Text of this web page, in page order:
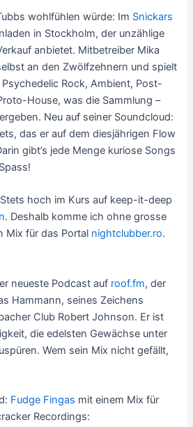
wohlfühlen würde: Im Snickars
in Stockholm, der unzählige
anbietet. Mitbetreiber Mika
an den Zwölfzehnern und spielt
Rock, Ambient, Post-
House, was die Sammlung –
Neu auf seiner Soundcloud:
das er auf dem diesjährigen Flow
gibt’s jede Menge kuriose Songs
hoch im Kurs auf keep-it-deep
. Deshalb komme ich ohne grosse
Mix für das Portal nightclubber.ro.
neueste Podcast auf roof.fm, der
Hammann, seines Zeichens
Club Robert Johnson. Er ist
die edelsten Gewächse unter
Wem sein Mix nicht gefällt,
Fudge Fingas mit einem Mix für
Recordings: